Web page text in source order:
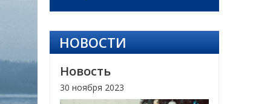
НОВОСТИ
Новость
30 ноября 2023